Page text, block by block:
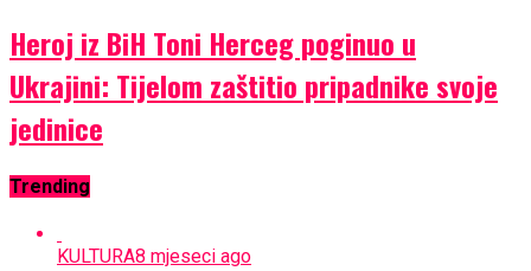
Heroj iz BiH Toni Herceg poginuo u
Ukrajini: Tijelom zaštitio pripadnike svoje
jedinice
Trending
KULTURA8 mjeseci ago